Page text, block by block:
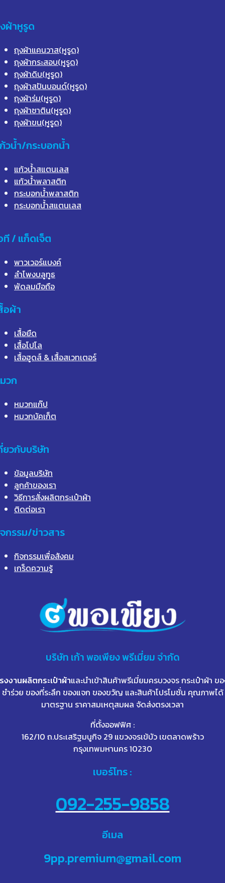
ผ้าหูรูด
ถุงผ้าแคนวาส(หูรูด)
ถุงผ้ากระสอบ(หูรูด)
ถุงผ้าดิบ(หูรูด)
ถุงผ้าสปันบอนด์(หูรูด)
ถุงผ้าร่ม(หูรูด)
ถุงผ้าซาติน(หูรูด)
ถุงผ้าขน(หูรูด)
วน้ำ/กระบอกน้ำ
แก้วน้ำสแตนเลส
แก้วน้ำพลาสติก
กระบอกน้ำพลาสติก
กระบอกน้ำสแตนเลส
ที / แก็ดเจ็ต
พาวเวอร์แบงค์
ลำโพงบลูทูธ
พัดลมมือถือ
อผ้า
เสื้อยืด
เสื้อโปโล
เสื้อฮูดส์ & เสื้อสเวทเตอร์
วก
หมวกแก๊ป
หมวกบัคเก็ต
ยวกับบริษัท
ข้อมูลบริษัท
ลูกค้าของเรา
วิธีการสั่งผลิตกระเป๋าผ้า
ติดต่อเรา
กรรม/ข่าวสาร
กิจกรรมเพื่อสังคม
เกร็ดความรู้
บริษัท เก้าพอเพียง พรีเมี่ยม จำกัด
งงานผลิตกระเป๋าผ้าและนำเข้าสินค้าพรีเมี่ยมครบวงจร กระเป๋าผ้า ข
ชำร่วย ของที่ระลึก ของแจก ของขวัญ และสินค้าโปรโมชั่น คุณภาพได้
มาตรฐาน ราคาสมเหตุสมผล จัดส่งตรงเวลา
ที่ตั้งออฟฟิศ :
162/10 ถ.ประเสริฐมนูกิจ 29 แขวงจรเข้บัว เขตลาดพร้าว
กรุงเทพมหานคร 10230
เบอร์โทร :
092-255-9858
อีเมล
9pp.premium@gmail.com